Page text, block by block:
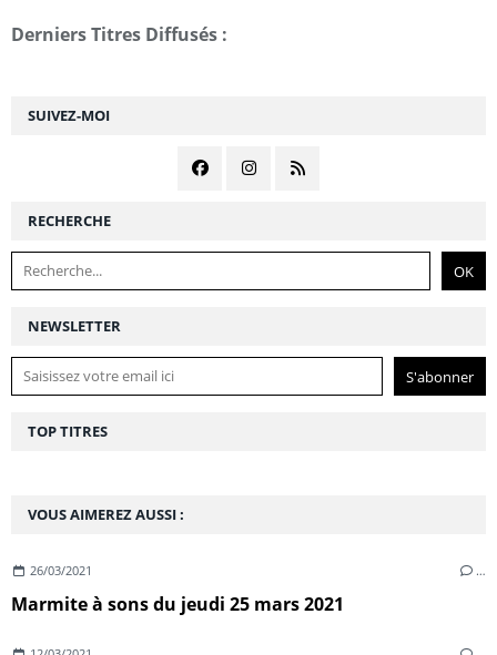
NEWSLETTER
SUIVEZ-MOI
RECHERCHE
VOUS AIMEREZ AUSSI :
26/03/2021 …
Marmite à sons du jeudi 25 mars 2021
Derniers Titres Diffusés :
TOP TITRES